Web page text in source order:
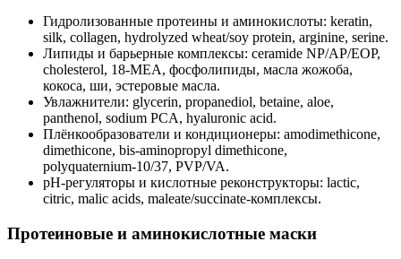
Гидролизованные протеины и аминокислоты: keratin,
silk, collagen, hydrolyzed wheat/soy protein, arginine, serine.
Липиды и барьерные комплексы: ceramide NP/AP/EOP,
cholesterol, 18‑MEA, фосфолипиды, масла жожоба,
кокоса, ши, эстеровые масла.
Увлажнители: glycerin, propanediol, betaine, aloe,
panthenol, sodium PCA, hyaluronic acid.
Плёнкообразователи и кондиционеры: amodimethicone,
dimethicone, bis‑aminopropyl dimethicone,
polyquaternium‑10/37, PVP/VA.
pH‑регуляторы и кислотные реконструкторы: lactic,
citric, malic acids, maleate/succinate‑комплексы.
Протеиновые и аминокислотные маски